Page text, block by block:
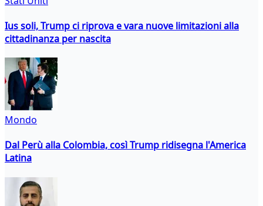
Ius soli, Trump ci riprova e vara nuove limitazioni alla
cittadinanza per nascita
Mondo
Dal Perù alla Colombia, così Trump ridisegna l'America
Latina